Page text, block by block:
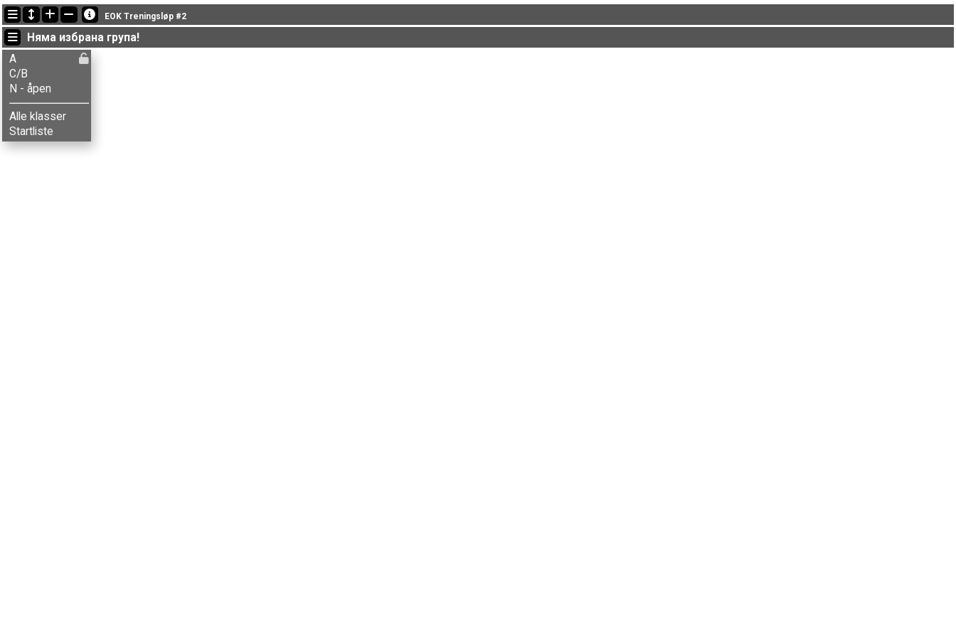
Последно обновени
20:30:47: Anders Hagen (A) финиширал с време 38:46 (9)
20:30:47: Anita Ø. Olsen (
20:30:47: Anna-Thekla Tonjer (A) финиширал с време 34:20 (5)
EOK Treningsløp #2
Няма избрана група!
A
C/B
N - åpen
Alle klasser
Startliste